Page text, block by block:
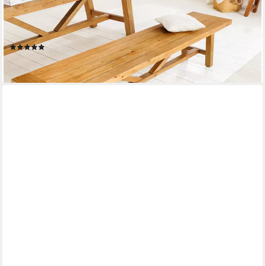
Sitzbank RIVIERA 180cm natur - Massivholz, recycelt, Pinie,
Landhausstil (Einzelartikel, 1-St), mit großzügiger Sitzfläche in
Bohlenoptik – ideal für Esszimmer & Flur
(1)
ab 199,95 €
lieferbar - in 3-4 Werktagen bei dir